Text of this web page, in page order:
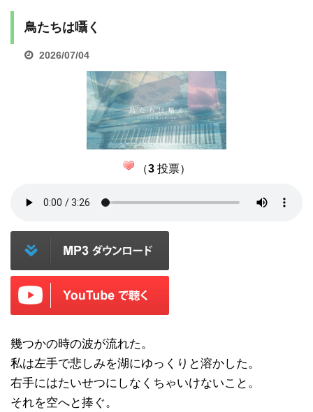
鳥たちは囁く
2026/07/04
（3投票）
幾つかの時の波が流れた。
私は左手で悲しみを湖にゆっくりと溶かした。
右手にはたいせつにしなくちゃいけないこと。
それを空へと捧ぐ。